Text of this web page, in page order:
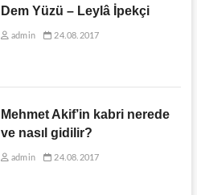
Dem Yüzü – Leylâ İpekçi
admin 24.08.2017
Mehmet Akif’in kabri nerede
ve nasıl gidilir?
admin 24.08.2017